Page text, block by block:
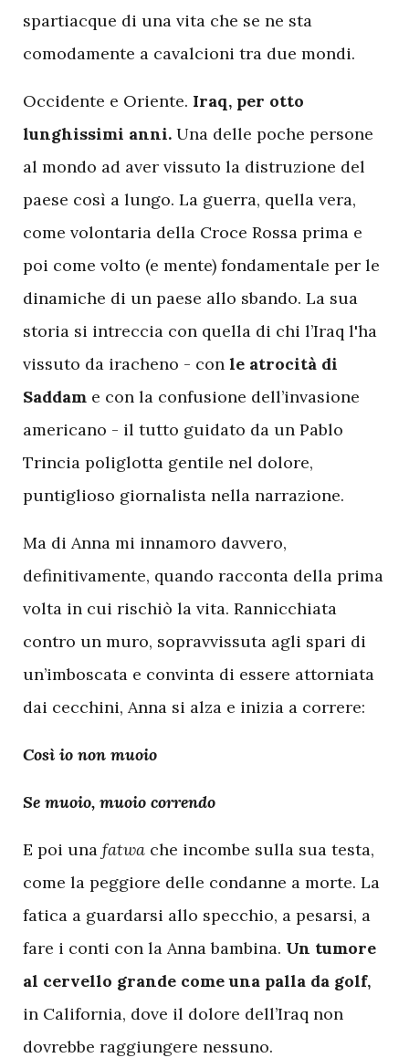
spartiacque di una vita che se ne sta
comodamente a cavalcioni tra due mondi.
Occidente e Oriente. Iraq, per otto
lunghissimi anni. Una delle poche persone
al mondo ad aver vissuto la distruzione del
paese così a lungo. La guerra, quella vera,
come volontaria della Croce Rossa prima e
poi come volto (e mente) fondamentale per le
dinamiche di un paese allo sbando. La sua
storia si intreccia con quella di chi l’Iraq l'ha
vissuto da iracheno - con le atrocità di
Saddam e con la confusione dell’invasione
americano - il tutto guidato da un Pablo
Trincia poliglotta gentile nel dolore,
puntiglioso giornalista nella narrazione.
Ma di Anna mi innamoro davvero,
definitivamente, quando racconta della prima
volta in cui rischiò la vita. Rannicchiata
contro un muro, sopravvissuta agli spari di
un’imboscata e convinta di essere attorniata
dai cecchini, Anna si alza e inizia a correre:
Così io non muoio
Se muoio, muoio correndo
E poi una fatwa che incombe sulla sua testa,
come la peggiore delle condanne a morte. La
fatica a guardarsi allo specchio, a pesarsi, a
fare i conti con la Anna bambina. Un tumore
al cervello grande come una palla da golf,
in California, dove il dolore dell’Iraq non
dovrebbe raggiungere nessuno.